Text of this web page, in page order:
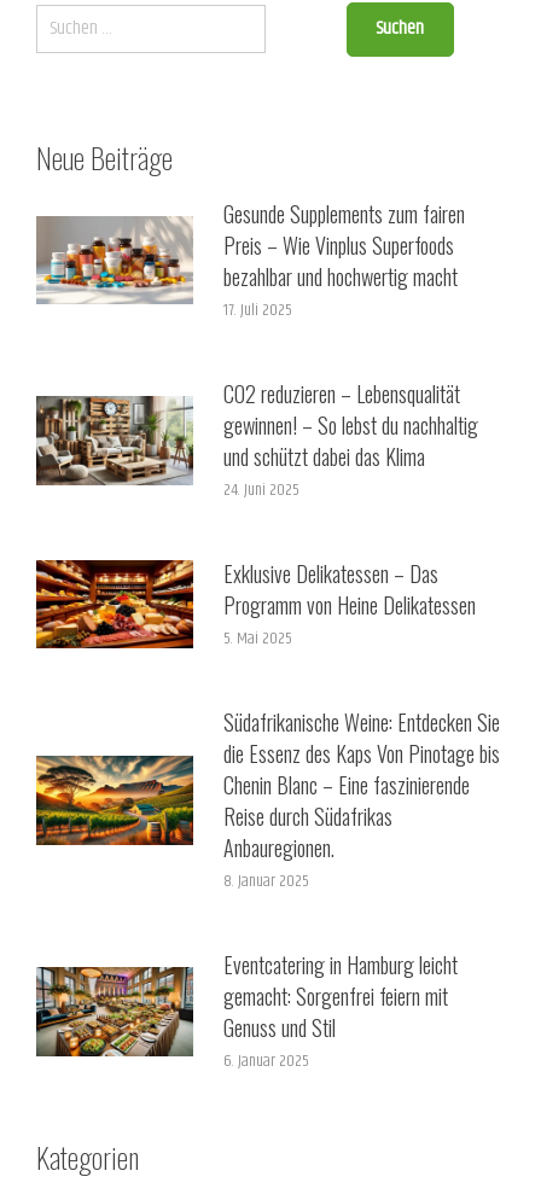
Suchen
nach:
Neue Beiträge
Gesunde Supplements zum fairen
Preis – Wie Vinplus Superfoods
bezahlbar und hochwertig macht
17. Juli 2025
CO2 reduzieren – Lebensqualität
gewinnen! – So lebst du nachhaltig
und schützt dabei das Klima
24. Juni 2025
Exklusive Delikatessen – Das
Programm von Heine Delikatessen
5. Mai 2025
Südafrikanische Weine: Entdecken Sie
die Essenz des Kaps Von Pinotage bis
Chenin Blanc – Eine faszinierende
Reise durch Südafrikas
Anbauregionen.
8. Januar 2025
Eventcatering in Hamburg leicht
gemacht: Sorgenfrei feiern mit
Genuss und Stil
6. Januar 2025
Kategorien